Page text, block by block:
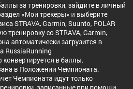
за тренировки, зайдите в личный
«Мои трекеры» и выберите
STRAVA, Garmin, Suunto, POLAR
тренировку со STRAVA, Garmin,
автоматически загрузится в
RussiaRunning
в баллы.
в Положении Чемпионата.
Чемпионата идут только